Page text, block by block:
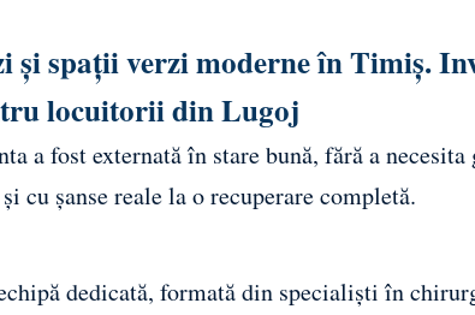
spații verzi moderne în Timiș.
locuitorii din Lugoj
a fost externată în stare bună, fără a
cu șanse reale la o recuperare completă.
dedicată, formată din specialiști în